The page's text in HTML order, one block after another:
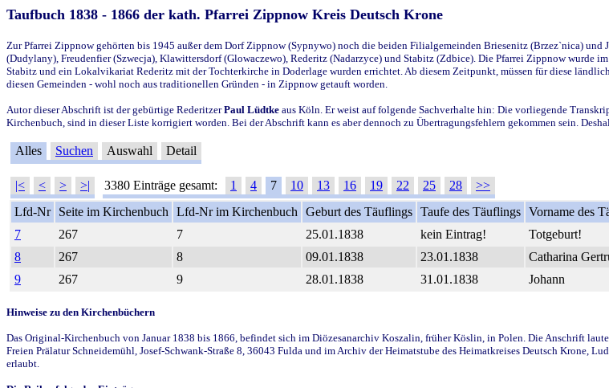
Taufbuch 1838 - 1866 der kath. Pfarrei Zippnow Kreis Deutsch Krone
Zur Pfarrei Zippnow gehörten bis 1945 außer dem Dorf Zippnow (Sypnywo) noch die beiden Filialgemeinden Briesenitz (Brzez`nica)
(Dudylany), Freudenfier (Szwecja), Klawittersdorf (Glowaczewo), Rederitz (Nadarzyce) und Stabitz (Zdbice). Die Pfarrei Zippnow wurde
Stabitz und ein Lokalvikariat Rederitz mit der Tochterkirche in Doderlage wurden errichtet. Ab diesem Zeitpunkt, müssen für diese
diesen Gemeinden - wohl noch aus traditionellen Gründen - in Zippnow getauft worden.
Autor dieser Abschrift ist der gebürtige RederitzerPaul Lüdtke aus Köln. Er weist auf folgende Sachverhalte hin: Die vorliegende
Kirchenbuch, sind in dieser Liste korrigiert worden. Bei der Abschrift kann es aber dennoch zu Übertragungsfehlern gekommen sein.
Alles Suchen Auswahl Detail
|< < > >| 3380 Einträge gesamt: 1 4 7 10 13 16 19 22 25 28
>>
Lfd-Nr
Seite im Kirchenbuch Lfd-Nr im Kirchenbuch Geburt des Täuflings Taufe des Täuflings Vorname des
7
267 7 25.01.1838 kein Eintrag! Totgeburt!
8
267 8 09.01.1838 23.01.1838 Catharina
9
267 9 28.01.1838 31.01.1838 Johann
Hinweise zu den Kirchenbüchern
Das Original-Kirchenbuch von Januar 1838 bis 1866, befindet sich im Diözesanarchiv Koszalin, früher Köslin, in Polen. Die Anschrift
Freien Prälatur Schneidemühl, Josef-Schwank-Straße 8, 36043 Fulda und im Archiv der Heimatstube des Heimatkreises Deutsch Krone,
erlaubt.